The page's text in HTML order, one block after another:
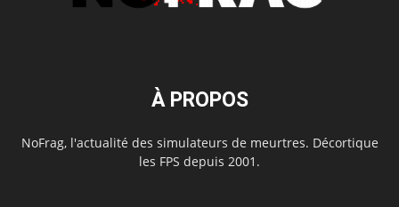
À PROPOS
NoFrag, l'actualité des simulateurs de meurtres. Décortique
les FPS depuis 2001.